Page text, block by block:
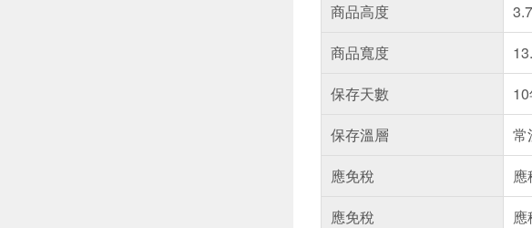
商品高度
商品寬度
保存天數
保存溫層
常
應免稅
應
應免稅
應